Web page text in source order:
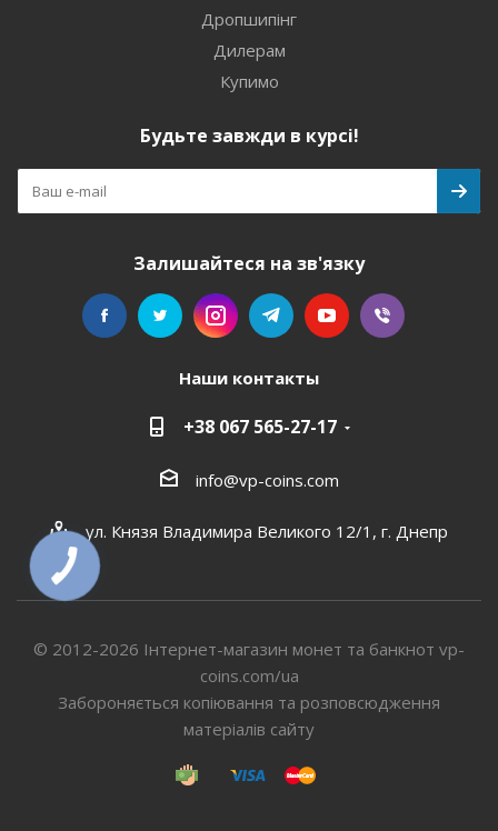
Дропшипінг
Дилерам
Купимо
Будьте завжди в курсі!
Залишайтеся на зв'язку
Наши контакты
+38 067 565-27-17
info@vp-coins.com
ул. Князя Владимира Великого 12/1, г. Днепр
© 2012-2026 Інтернет-магазин монет та банкнот vp-
coins.com/ua
Забороняється копіювання та розповсюдження
матеріалів сайту